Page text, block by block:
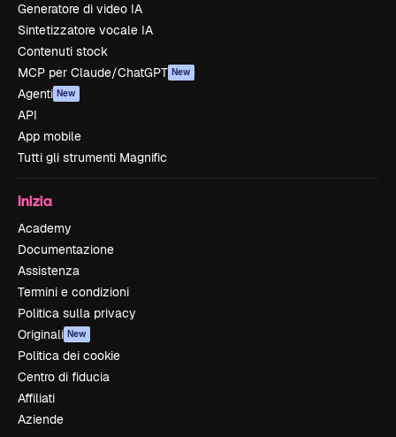
Generatore di video IA
Sintetizzatore vocale IA
Contenuti stock
MCP per Claude/ChatGPT New
Agenti New
API
App mobile
Tutti gli strumenti Magnific
Inizia
Academy
Documentazione
Assistenza
Termini e condizioni
Politica sulla privacy
Originali New
Politica dei cookie
Centro di fiducia
Affiliati
Aziende